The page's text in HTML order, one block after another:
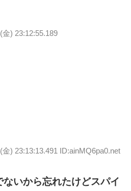
金) 23:12:55.189
金) 23:13:13.491 ID:ainMQ6pa0.net
ないから忘れたけどスパイ